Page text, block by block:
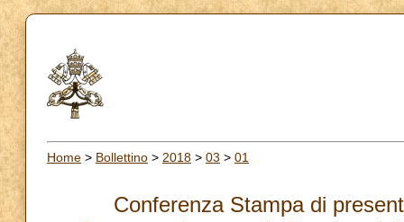
Home > Bollettino > 2018 > 03 > 01
Conferenza Stampa di